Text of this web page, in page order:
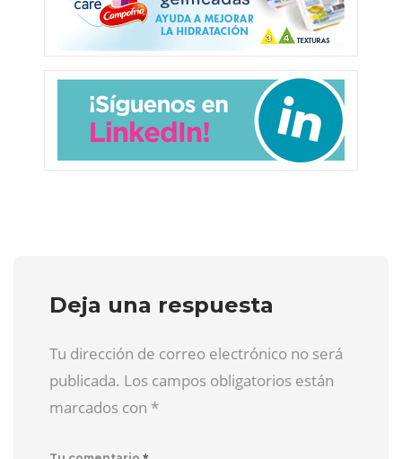
Deja una respuesta
Tu dirección de correo electrónico no será
publicada. Los campos obligatorios están
marcados con *